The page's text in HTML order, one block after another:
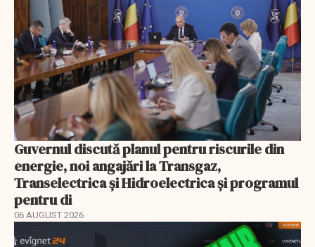
Guvernul discută planul pentru riscurile din
energie, noi angajări la Transgaz,
Transelectrica și Hidroelectrica și programul
pentru di
06 AUGUST 2026